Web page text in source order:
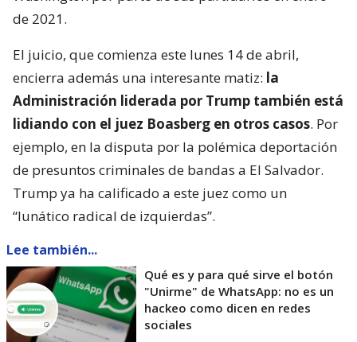
de 2021.
El juicio, que comienza este lunes 14 de abril,
encierra además una interesante matiz: la
Administración liderada por Trump también está
lidiando con el juez Boasberg en otros casos. Por
ejemplo, en la disputa por la polémica deportación
de presuntos criminales de bandas a El Salvador.
Trump ya ha calificado a este juez como un
“lunático radical de izquierdas”.
Lee también...
Qué es y para qué sirve el botón
"Unirme" de WhatsApp: no es un
hackeo como dicen en redes
sociales